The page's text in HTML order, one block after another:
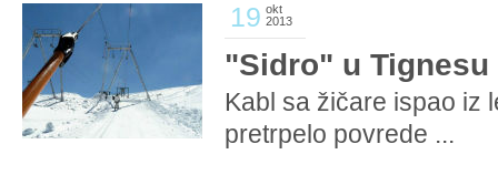
19 okt
2013
"Sidro" u
Kabl sa žičare ispao iz
pretrpelo povrede ...